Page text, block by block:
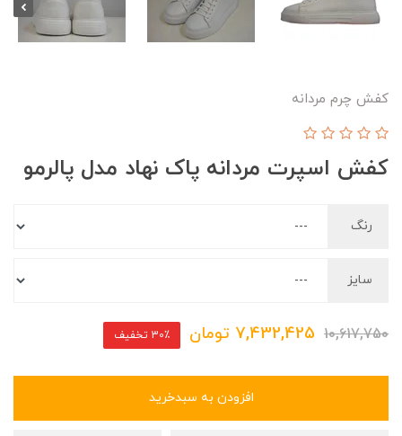
کفش چرم مردانه
کفش اسپرت مردانه پاک نهاد مدل پالرمو
رنگ
سایز
10,617,750
7,432,425 تومان 30٪ تخفیف
افزودن به سبدخرید